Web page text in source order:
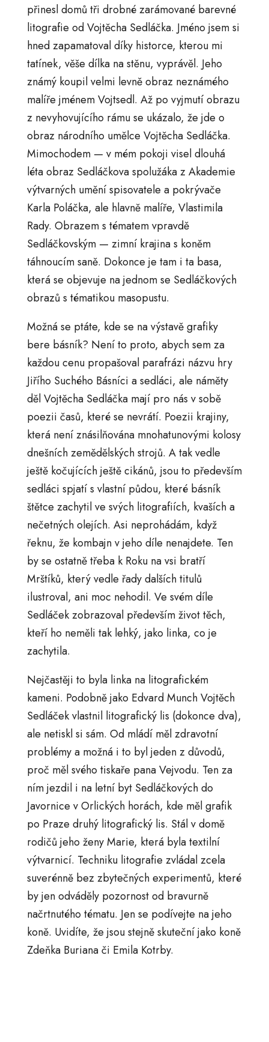
přinesl domů tři drobné zarámované barevné
litografie od Vojtěcha Sedláčka. Jméno jsem si
hned zapamatoval díky historce, kterou mi
tatínek, věše dílka na stěnu, vyprávěl. Jeho
známý koupil velmi levně obraz neznámého
malíře jménem Vojtsedl. Až po vyjmutí obrazu
z nevyhovujícího rámu se ukázalo, že jde o
obraz národního umělce Vojtěcha Sedláčka.
Mimochodem — v mém pokoji visel dlouhá
léta obraz Sedláčkova spolužáka z Akademie
výtvarných umění spisovatele a pokrývače
Karla Poláčka, ale hlavně malíře, Vlastimila
Rady. Obrazem s tématem vpravdě
Sedláčkovským — zimní krajina s koněm
táhnoucím saně. Dokonce je tam i ta basa,
která se objevuje na jednom se Sedláčkových
obrazů s tématikou masopustu.
Možná se ptáte, kde se na výstavě grafiky
bere básník? Není to proto, abych sem za
každou cenu propašoval parafrázi názvu hry
Jiřího Suchého Básníci a sedláci, ale náměty
děl Vojtěcha Sedláčka mají pro nás v sobě
poezii časů, které se nevrátí. Poezii krajiny,
která není znásilňována mnohatunovými kolosy
dnešních zemědělských strojů. A tak vedle
ještě kočujících ještě cikánů, jsou to především
sedláci spjatí s vlastní půdou, které básník
štětce zachytil ve svých litografiích, kvaších a
nečetných olejích. Asi neprohádám, když
řeknu, že kombajn v jeho díle nenajdete. Ten
by se ostatně třeba k Roku na vsi bratří
Mrštíků, který vedle řady dalších titulů
ilustroval, ani moc nehodil. Ve svém díle
Sedláček zobrazoval především život těch,
kteří ho neměli tak lehký, jako linka, co je
zachytila.
Nejčastěji to byla linka na litografickém
kameni. Podobně jako Edvard Munch Vojtěch
Sedláček vlastnil litografický lis (dokonce dva),
ale netiskl si sám. Od mládí měl zdravotní
problémy a možná i to byl jeden z důvodů,
proč měl svého tiskaře pana Vejvodu. Ten za
ním jezdil i na letní byt Sedláčkových do
Javornice v Orlických horách, kde měl grafik
po Praze druhý litografický lis. Stál v domě
rodičů jeho ženy Marie, která byla textilní
výtvarnicí. Techniku litografie zvládal zcela
suverénně bez zbytečných experimentů, které
by jen odváděly pozornost od bravurně
načrtnutého tématu. Jen se podívejte na jeho
koně. Uvidíte, že jsou stejně skuteční jako koně
Zdeňka Buriana či Emila Kotrby.